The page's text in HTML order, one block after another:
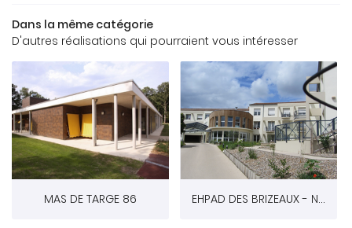
CONTACT
Dans la même catégorie
D'autres réalisations qui pourraient vous intéresser
MAS DE TARGE 86 EHPAD DES BRIZEAUX - NIORT 79